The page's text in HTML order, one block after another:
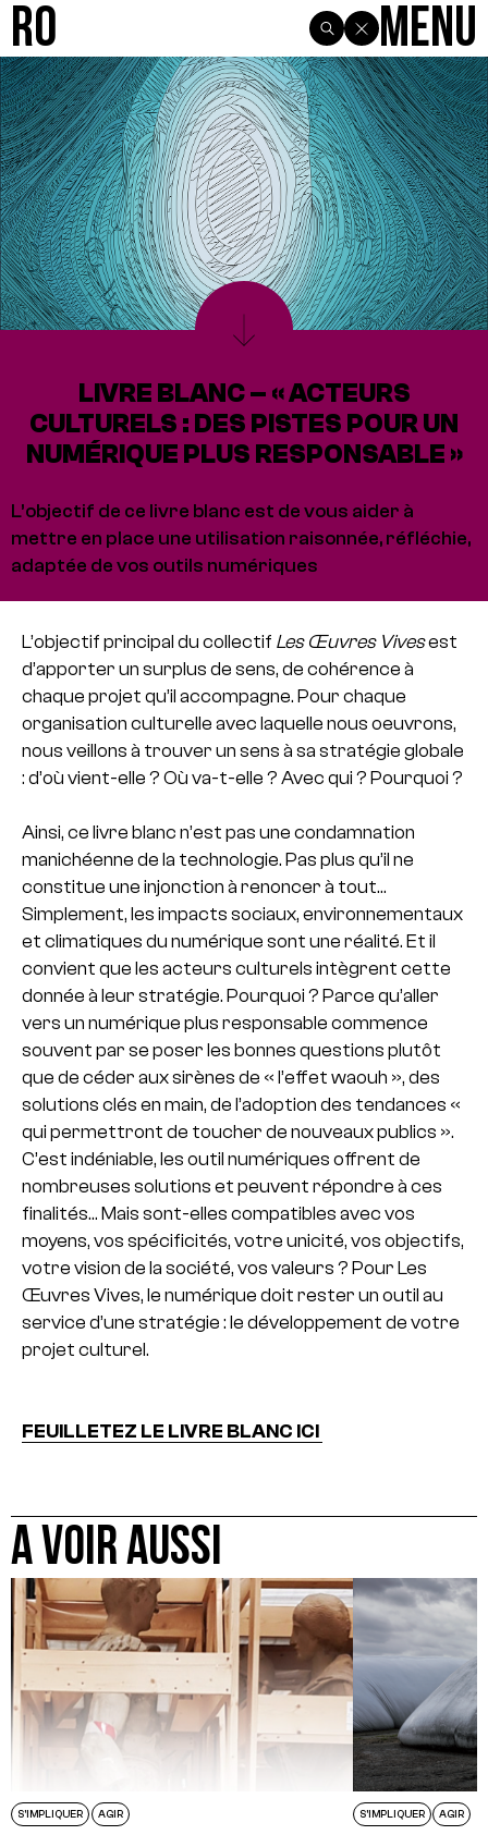
R0 Menu
LIVRE BLANC – « ACTEURS
CULTURELS : DES PISTES POUR UN
NUMÉRIQUE PLUS RESPONSABLE »
L’objectif de ce livre blanc est de vous aider à
mettre en place une utilisation raisonnée, réfléchie,
adaptée de vos outils numériques
L’objectif principal du collectif Les Œuvres Vivesest
d’apporter un surplus de sens, de cohérence à
chaque projet qu’il accompagne. Pour chaque
organisation culturelle avec laquelle nous oeuvrons,
nous veillons à trouver un sens à sa stratégie globale
: d’où vient-elle ? Où va-t-elle ? Avec qui ? Pourquoi ?
Ainsi, ce livre blanc n’est pas une condamnation
manichéenne de la technologie. Pas plus qu’il ne
constitue une injonction à renoncer à tout…
Simplement, les impacts sociaux, environnementaux
et climatiques du numérique sont une réalité. Et il
convient que les acteurs culturels intègrent cette
donnée à leur stratégie. Pourquoi ? Parce qu’aller
vers un numérique plus responsable commence
souvent par se poser les bonnes questions plutôt
que de céder aux sirènes de « l’effet waouh », des
solutions clés en main, de l’adoption des tendances «
qui permettront de toucher de nouveaux publics ».
C’est indéniable, les outil numériques offrent de
nombreuses solutions et peuvent répondre à ces
finalités… Mais sont-elles compatibles avec vos
moyens, vos spécificités, votre unicité, vos objectifs,
votre vision de la société, vos valeurs ? Pour Les
Œuvres Vives, le numérique doit rester un outil au
service d’une stratégie : le développement de votre
projet culturel.
FEUILLETEZ LE LIVRE BLANC ICI
A VOIR AUSSI
S'IMPLIQUER AGIR S'IMPLIQUER AGIR